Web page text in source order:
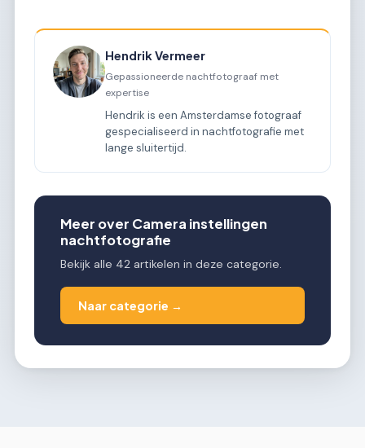
Hendrik Vermeer
Gepassioneerde nachtfotograaf met
expertise
Hendrik is een Amsterdamse fotograaf
gespecialiseerd in nachtfotografie met
lange sluitertijd.
Meer over Camera instellingen
nachtfotografie
Bekijk alle 42 artikelen in deze categorie.
Naar categorie →